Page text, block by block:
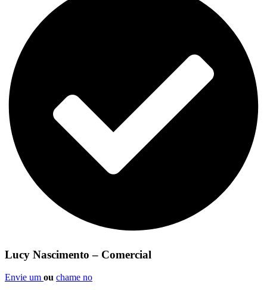
Lucy Nascimento – Comercial
Envie um ou chame no